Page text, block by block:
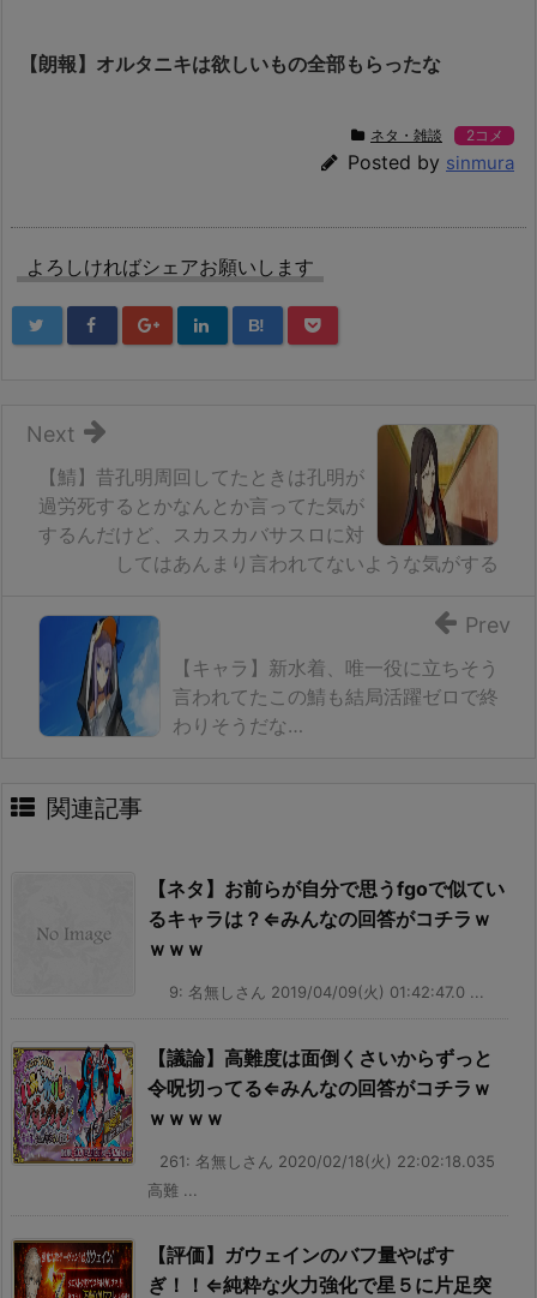
【朗報】オルタニキは欲しいもの全部もらったな
ネタ・雑談 2コメ
Posted by sinmura
よろしければシェアお願いします
B!
【鯖】昔孔明周回してたときは孔明が
過労死するとかなんとか言ってた気が
するんだけど、スカスカバサスロに対
してはあんまり言われてないような気がする
Next
【キャラ】新水着、唯一役に立ちそう
言われてたこの鯖も結局活躍ゼロで終
わりそうだな…
Prev
関連記事
【ネタ】お前らが自分で思うfgoで似てい
るキャラは？⇐みんなの回答がコチラｗ
ｗｗｗ
9: 名無しさん 2019/04/09(火) 01:42:47.0 ...
【議論】高難度は面倒くさいからずっと
令呪切ってる⇐みんなの回答がコチラｗ
ｗｗｗｗ
261: 名無しさん 2020/02/18(火) 22:02:18.035
高難 ...
【評価】ガウェインのバフ量やばす
ぎ！！⇐純粋な火力強化で星５に片足突